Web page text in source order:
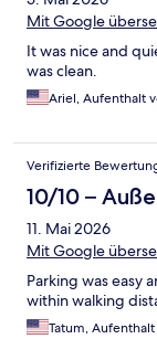
Mit Google
It was nice and
was clean.
Ariel, Aufenthalt
Verifizierte
10/10 –
11. Mai 2026
Mit Google
Parking was easy
within walking
Tatum, Aufenthalt